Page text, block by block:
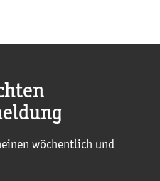
wöchentlich und